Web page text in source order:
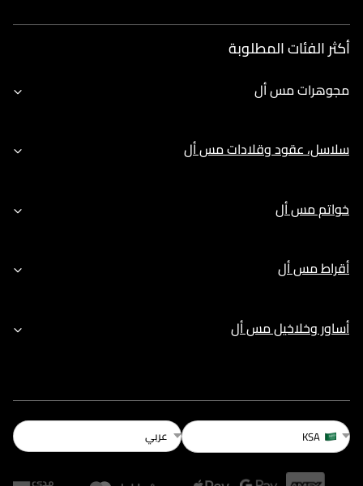
أكثر الفئات المطلوبة
مجوهرات مس أل
سلاسل، عقود وقلادات مس أل
خواتم مس أل
أقراط مس أل
أساور وخلاخيل مس أل
KSA عربي